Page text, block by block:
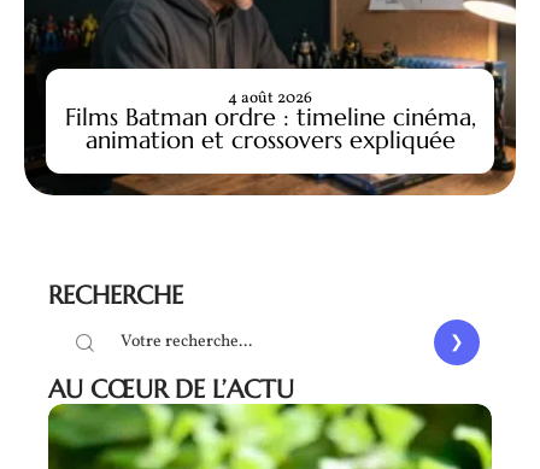
Films Batman ordre : timeline cinéma,
animation et crossovers expliquée
4 août 2026
RECHERCHE
AU CŒUR DE L’ACTU